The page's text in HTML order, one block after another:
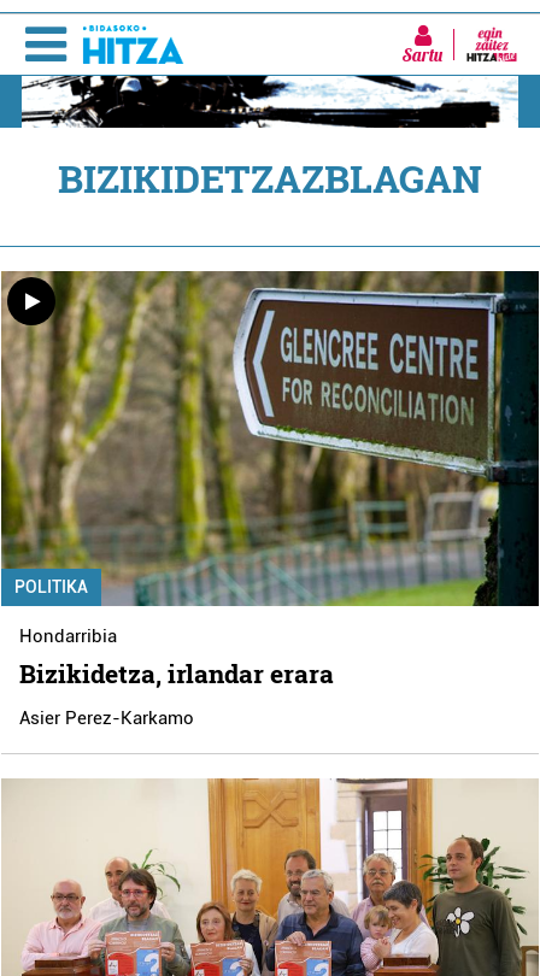
Sartu
BIZIKIDETZAZBLAGAN
POLITIKA
Hondarribia
Bizikidetza, irlandar erara
Asier Perez-Karkamo